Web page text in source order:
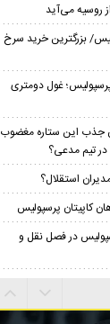
روسیه می‌آید
بزرگترین خرید سرخ
غول دومتری
جذب این ستاره مغضوب
در تیم مدعی؟
استقلال؟
کاپیتان پرسپولیس
در فصل نقل و